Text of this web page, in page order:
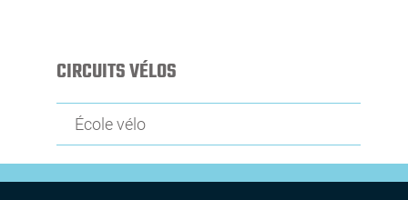
CIRCUITS VÉLOS
École vélo